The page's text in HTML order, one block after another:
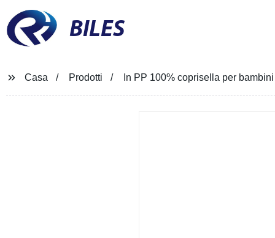
BILES
Casa Prodotti In PP 100% coprisella per